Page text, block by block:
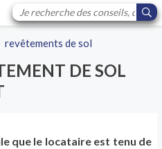
revêtements de sol
DE SOL
que le locataire est tenu de